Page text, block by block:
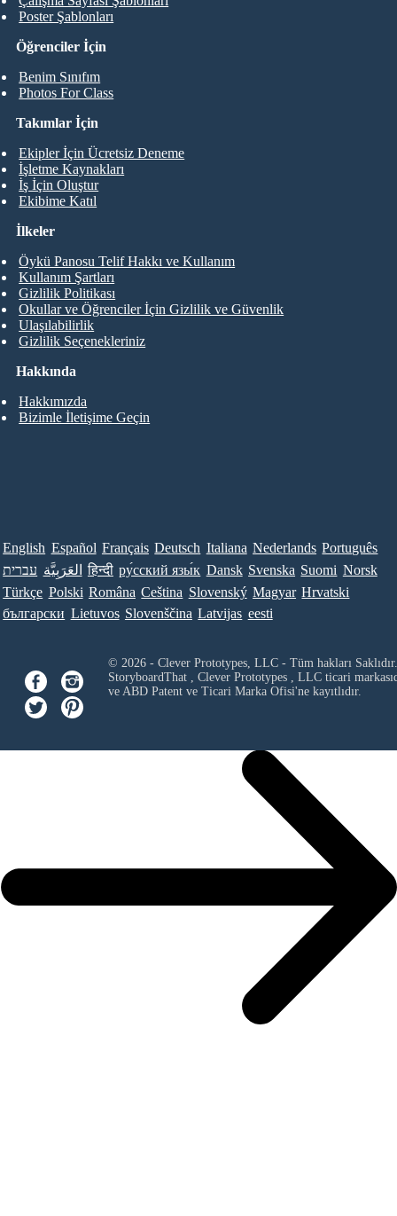
Öğrenciler İçin
Benim Sınıfım
Photos For Class
Poster Şablonları
Takımlar İçin
Ekipler İçin Ücretsiz Deneme
İşletme Kaynakları
İş İçin Oluştur
Ekibime Katıl
Hakkında
Hakkımızda
Bizimle İletişime Geçin
İlkeler
Öykü Panosu Telif Hakkı ve Kullanım
Kullanım Şartları
Gizlilik Politikası
Okullar ve Öğrenciler İçin Gizlilik ve Güvenlik
Ulaşılabilirlik
Gizlilik Seçenekleriniz
English Español Français Deutsch Italiana Nederlands Português
עברית العَرَبِيَّة हिन्दी ру́сский язы́к Dansk Svenska Suomi Norsk
Türkçe Polski Româna Ceština Slovenský Magyar Hrvatski
български Lietuvos Slovenščina Latvijas eesti
© 2026 - Clever Prototypes, LLC - Tüm hakları Saklıdır.
StoryboardThat , Clever Prototypes , LLCticari
ve ABD Patent ve Ticari Marka Ofisi'ne kayıtlıdır.